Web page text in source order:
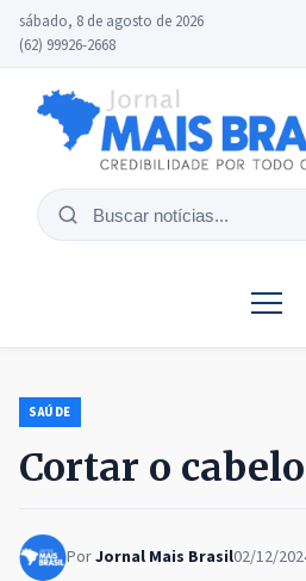
sábado, 8 de agosto de 2026
(62) 99926-2668
Buscar
SAÚDE
Cortar o
PorJornal Mais Brasil02/12/